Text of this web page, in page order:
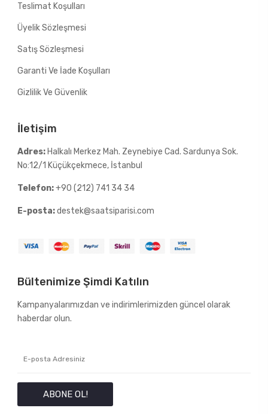
Teslimat Koşulları
Üyelik Sözleşmesi
Satış Sözleşmesi
Garanti Ve İade Koşulları
Gizlilik Ve Güvenlik
İletişim
Adres: Halkalı Merkez Mah. Zeynebiye Cad. Sardunya Sok.
No:12/1 Küçükçekmece, İstanbul
Telefon:+90 (212) 741 34 34
E-posta:destek@saatsiparisi.com
Bültenimize Şimdi Katılın
Kampanyalarımızdan ve indirimlerimizden güncel olarak
haberdar olun.
ABONE OL!